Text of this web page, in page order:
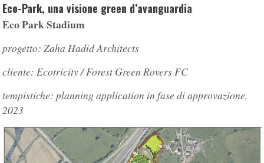
Eco-Park, una visione green d’avanguardia
Eco Park Stadium
progetto: Zaha Hadid Architects
cliente: Ecotricity / Forest Green Rovers FC
tempistiche: planning application in fase di approvazione,
2023